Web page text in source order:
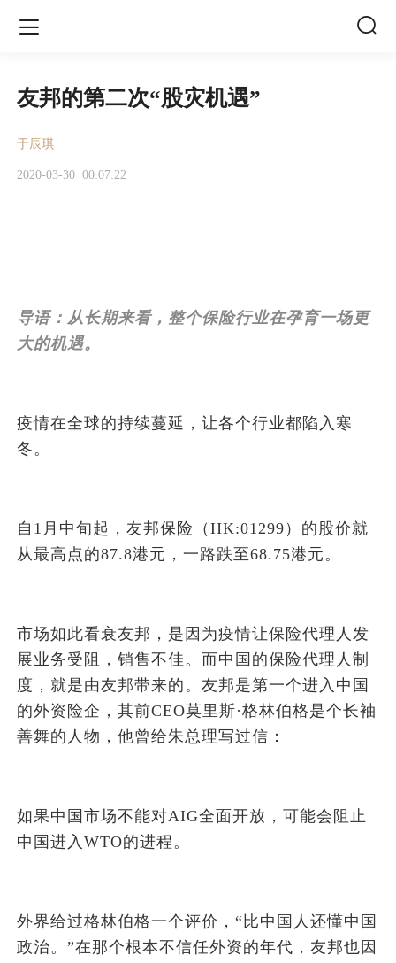
 
友邦的第二次“股灾机遇”
于辰琪
2020-03-30 00:07:22
导语：从长期来看，整个保险行业在孕育一场更
大的机遇。
疫情在全球的持续蔓延，让各个行业都陷入寒
冬。
自1月中旬起，友邦保险（HK:01299）的股价就
从最高点的87.8港元，一路跌至68.75港元。
市场如此看衰友邦，是因为疫情让保险代理人发
展业务受阻，销售不佳。而中国的保险代理人制
度，就是由友邦带来的。友邦是第一个进入中国
的外资险企，其前CEO莫里斯·格林伯格是个长袖
善舞的人物，他曾给朱总理写过信：
如果中国市场不能对AIG全面开放，可能会阻止
中国进入WTO的进程。
外界给过格林伯格一个评价，“比中国人还懂中国
政治。”在那个根本不信任外资的年代，友邦也因